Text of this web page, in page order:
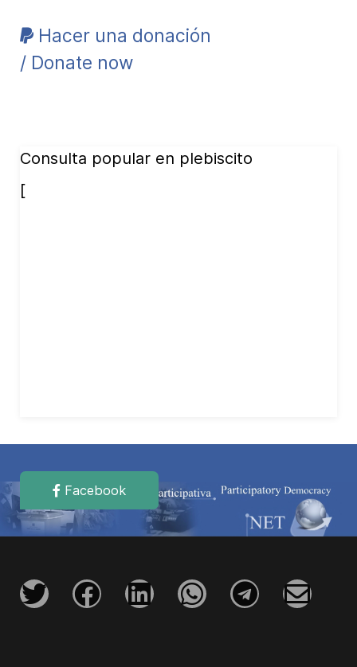
Hacer una donación
/ Donate now
Consulta popular en plebiscito
[
Facebook